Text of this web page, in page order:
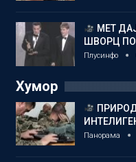
МЕТ
ШВОРЦ ПО
Плусинфо
Хумор
Панорама